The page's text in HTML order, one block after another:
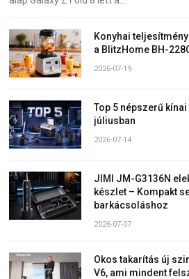
Konyhai
a BlitzHome BH-
2026-07-19
Top 5 népszerű
júliusban
2026-07-14
JIMI JM-G3136N
készlet – Kompakt
barkácsoláshoz
2026-07-07
Okos takarítás új
V6, ami mindent